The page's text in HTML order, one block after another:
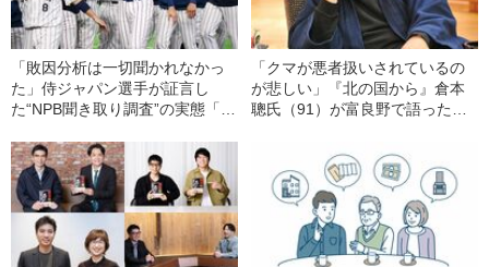
「敗因分析は一切聞かれなかっ
た」侍ジャパン選手が証言し
た“NPB聞き取り調査”の実態「選
「クマが悪者扱いされているの
が悲しい」『北の国から』倉本
聰氏（91）が富良野で語った現
降、ドラマはつまらなくなっ
た」